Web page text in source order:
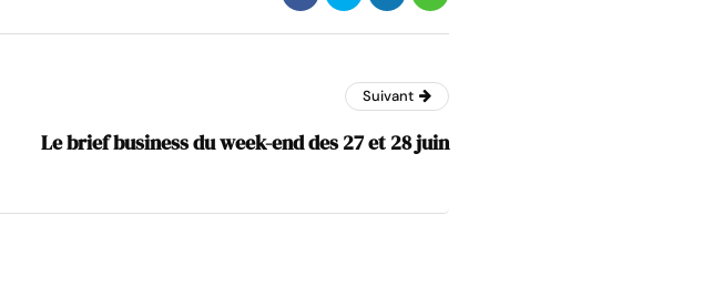
Suivant
Le brief business du week-end des 27 et 28 juin